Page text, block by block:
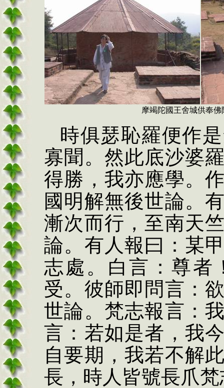
摩竭陀國王舍城供奉佛
時俱瑟恥羅便作
寡聞。然此底沙婆
得勝，我亦應學。
國明解無後世論。
漸次而行，至南天
論。有人報曰：某
志處。白言：尊者
受。彼師即問言：
世論。梵志報言：
言：若如是者，我
自要期，我若不解
長，時人皆號長爪